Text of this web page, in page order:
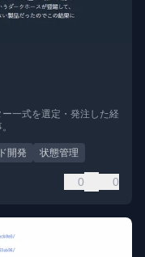
一式を選定・発注した経
開発 状態管理
0 0